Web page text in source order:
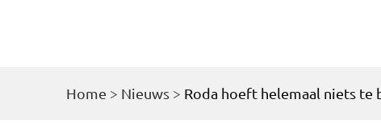
Home > Nieuws > Roda hoeft helemaal niets te